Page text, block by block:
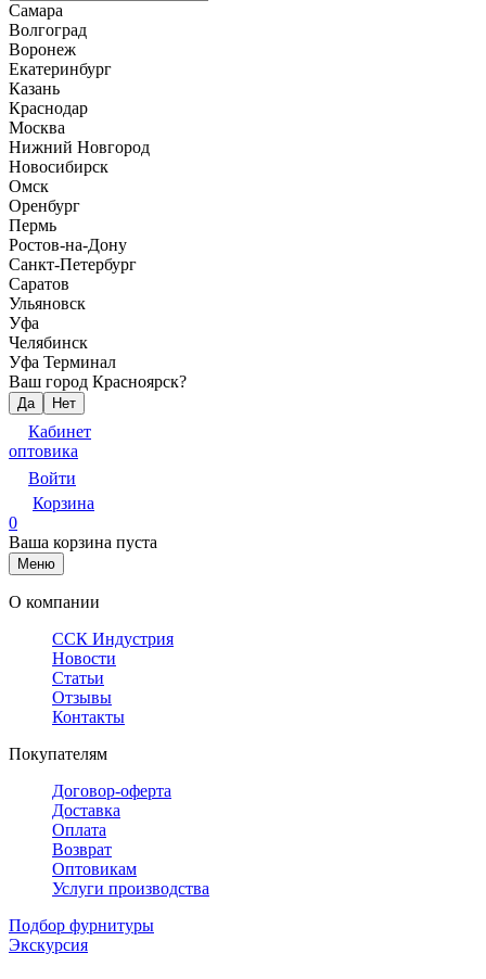
Самара
Волгоград
Воронеж
Екатеринбург
Казань
Краснодар
Москва
Нижний Новгород
Новосибирск
Омск
Оренбург
Пермь
Ростов-на-Дону
Санкт-Петербург
Саратов
Ульяновск
Уфа
Челябинск
Уфа Терминал
Ваш город Красноярск?
Да Нет
Кабинет
оптовика
Войти
Корзина
0
Ваша корзина пуста
Меню
О компании
ССК Индустрия
Новости
Статьи
Отзывы
Контакты
Покупателям
Договор-оферта
Доставка
Оплата
Возврат
Оптовикам
Услуги производства
Подбор фурнитуры
Экскурсия